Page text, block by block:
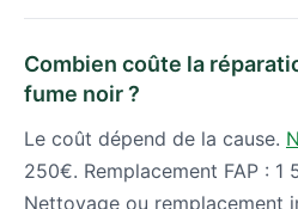
Combien coûte la
fume noir ?
Le coût dépend de la cause.
250€. Remplacement FAP : 1
Nettoyage ou remplacement